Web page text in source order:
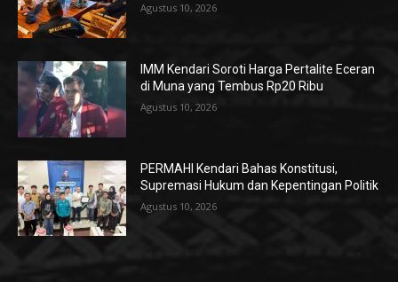
Agustus 10, 2026
IMM Kendari Soroti Harga Pertalite Eceran
di Muna yang Tembus Rp20 Ribu
Agustus 10, 2026
PERMAHI Kendari Bahas Konstitusi,
Supremasi Hukum dan Kepentingan Politik
Agustus 10, 2026